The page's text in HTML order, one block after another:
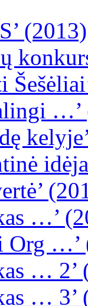
(2013)
…’
…’
Org …’
… 2’
… 3’